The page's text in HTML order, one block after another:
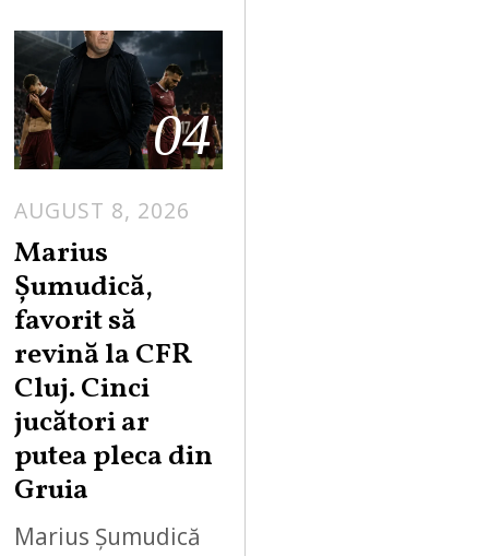
04
AUGUST 8, 2026
Marius
Șumudică,
favorit să
revină la CFR
Cluj. Cinci
jucători ar
putea pleca din
Gruia
Marius Șumudică